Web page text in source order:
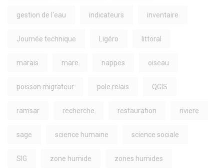
gestion de l'eau indicateurs inventaire
Journée technique Ligéro littoral
marais mare nappes oiseau
poisson migrateur pole relais QGIS
ramsar recherche restauration riviere
sage science humaine science sociale
SIG zone humide zones humides